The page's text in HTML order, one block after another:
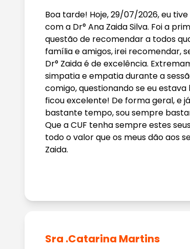
Boa tarde! Hoje, 29/07/2026, eu
com a Dr° Ana Zaida Silva. Foi a
questão de recomendar a todos
família e amigos, irei recomendar,
Dr° Zaida é de excelência.
simpatia e empatia durante a
comigo, questionando se eu
ficou excelente! De forma geral, e
bastante tempo, sou sempre
Que a CUF tenha sempre estes
todo o valor que os meus dão aos
Zaida.
Sra .Catarina Martins